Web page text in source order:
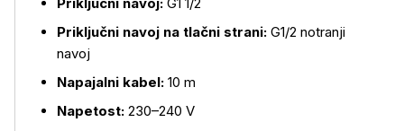
Priključni navoj na tlačni strani: G1/2 notranji
navoj
Napajalni kabel: 10 m
Napetost: 230–240 V